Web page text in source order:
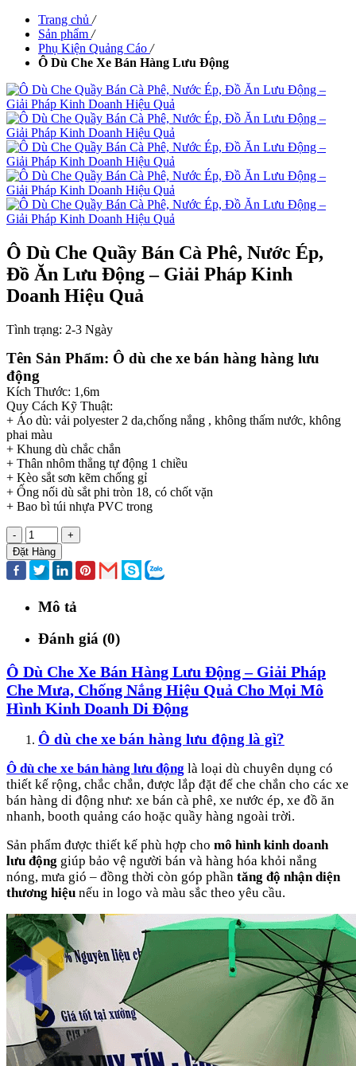
Trang chủ /
Sản phẩm /
Phụ Kiện Quảng Cáo /
Ô Dù Che Xe Bán Hàng Lưu Động
Ô Dù Che Quầy Bán Cà Phê, Nước Ép,
Đồ Ăn Lưu Động – Giải Pháp Kinh
Doanh Hiệu Quả
Tình trạng: 2-3 Ngày
Tên Sản Phẩm: Ô dù che xe bán hàng hàng lưu
động
Kích Thước: 1,6m
Quy Cách Kỹ Thuật:
+ Áo dù: vải polyester 2 da,chống nắng , không thấm nước, không
phai màu
+ Khung dù chắc chắn
+ Thân nhôm thẳng tự động 1 chiều
+ Kèo sắt sơn kẽm chống gỉ
+ Ống nối dù sắt phi tròn 18, có chốt vặn
+ Bao bì túi nhựa PVC trong
-
+
Đặt Hàng
Mô tả
Đánh giá (0)
Ô Dù Che Xe Bán Hàng Lưu Động – Giải Pháp
Che Mưa, Chống Nắng Hiệu Quả Cho Mọi Mô
Hình Kinh Doanh Di Động
Ô dù che xe bán hàng lưu động là gì?
Ô dù che xe bán hàng lưu động là loại dù chuyên dụng có
thiết kế rộng, chắc chắn, được lắp đặt để che chắn cho các xe
bán hàng di động như: xe bán cà phê, xe nước ép, xe đồ ăn
nhanh, booth quảng cáo hoặc quầy hàng ngoài trời.
Sản phẩm được thiết kế phù hợp cho mô hình kinh doanh
lưu động giúp bảo vệ người bán và hàng hóa khỏi nắng
nóng, mưa gió – đồng thời còn góp phần tăng độ nhận diện
thương hiệu nếu in logo và màu sắc theo yêu cầu.